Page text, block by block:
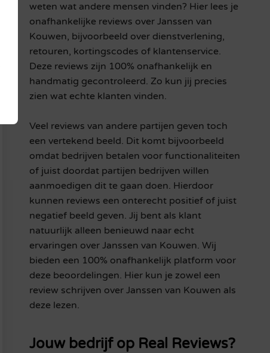
weten wat andere mensen vinden? Hier lees je
onafhankelijke reviews over Janssen van
Kouwen, bijvoorbeeld over dienstverlening,
retouren, kortingscodes of klantenservice.
Deze reviews zijn 100% onafhankelijk en
handmatig gecontroleerd. Zo kun jij precies
zien wat echte klanten vinden.
Veel reviews van andere partijen geven toch
een vertekend beeld. Dit komt bijvoorbeeld
omdat bedrijven betalen voor functionaliteiten
of juist doordat partijen bedrijven willen
aanmoedigen dit te gaan doen. Hierdoor
kunnen reviews een onterecht positief of juist
negatief beeld geven. Jij bent als klant
natuurlijk alleen benieuwd naar echt
ervaringen over Janssen van Kouwen. Wij
bieden een 100% onafhankelijk platform voor
deze beoordelingen. Hier kun je zowel een
review schrijven over Janssen van Kouwen als
deze lezen.
Jouw bedrijf op Real Reviews?